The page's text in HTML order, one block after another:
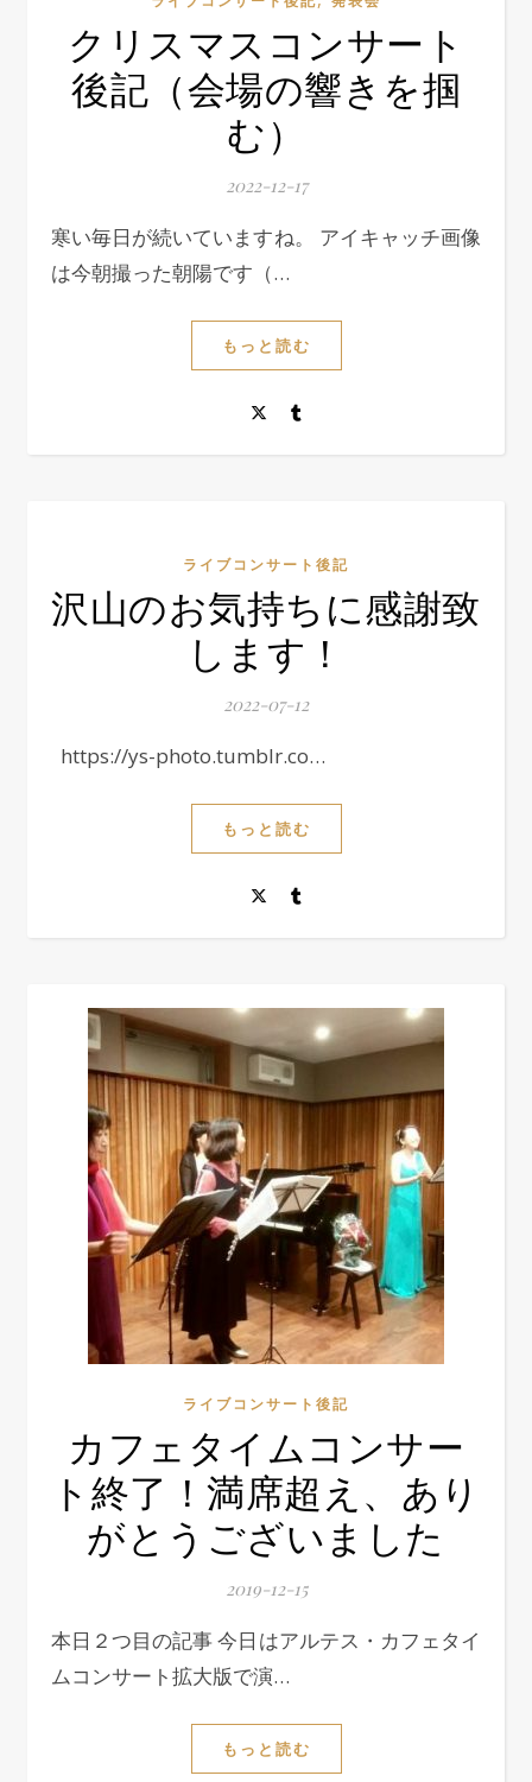
クリスマスコンサート
後記（会場の響きを掴
む）
2022-12-17
寒い毎日が続いていますね。 アイキャッチ画像
は今朝撮った朝陽です（…
もっと読む
ライブコンサート後記
沢山のお気持ちに感謝致
します！
2022-07-12
https://ys-photo.tumblr.co…
もっと読む
ライブコンサート後記
カフェタイムコンサー
ト終了！満席超え、あり
がとうございました
2019-12-15
本日２つ目の記事 今日はアルテス・カフェタイ
ムコンサート拡大版で演…
もっと読む